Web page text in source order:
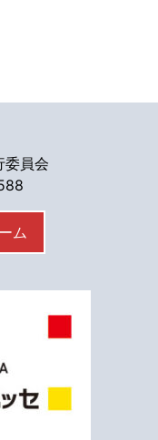
委員会
ム